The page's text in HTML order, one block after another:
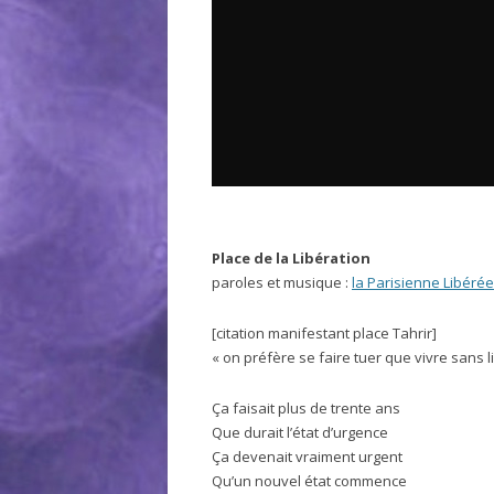
Place de la Libération
paroles et musique : la Parisienne Libérée
[citation manifestant place Tahrir]
« on préfère se faire tuer que vivre sans
Ça faisait plus de trente ans
Que durait l’état d’urgence
Ça devenait vraiment urgent
Qu’un nouvel état commence